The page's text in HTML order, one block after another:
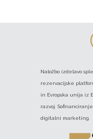
Naložbo izdelavo
rezervacijske
in Evropska unija iz
razvoj.
digitalni marketing.